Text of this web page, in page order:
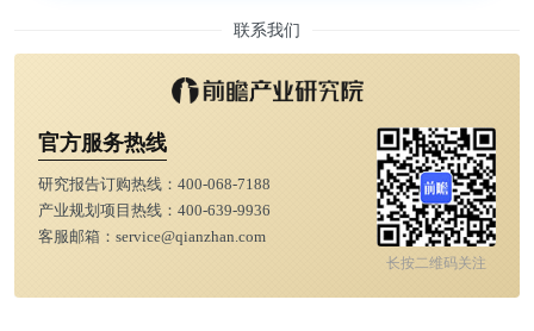
联系我们
官方服务热线
研究报告订购热线： 400-068-7188
产业规划项目热线： 400-639-9936
客服邮箱： service@qianzhan.com
长按二维码关注